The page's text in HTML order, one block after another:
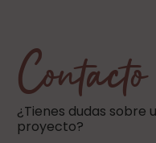
Contacto
¿Tienes dudas sobre
proyecto?